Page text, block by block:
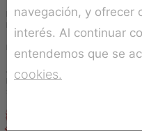
navegación, y ofrecer
interés. Al continuar
entendemos que se
cookies.
Beneficiario:MUÑECAS GUCA, S.L.
INTERNACIONALIZACION
Plan de ejecución y
del plan de internacionalización
Alemania.
Expediente:ITCOES/2024/88